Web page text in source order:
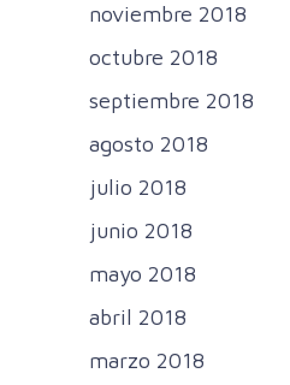
noviembre 2018
octubre 2018
septiembre 2018
agosto 2018
julio 2018
junio 2018
mayo 2018
abril 2018
marzo 2018